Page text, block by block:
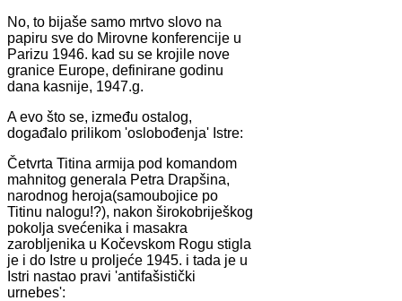
No, to bijaše samo mrtvo slovo na
papiru sve do Mirovne konferencije u
Parizu 1946. kad su se krojile nove
granice Europe, definirane godinu
dana kasnije, 1947.g.
A evo što se, između ostalog,
događalo prilikom 'oslobođenja' Istre:
Četvrta Titina armija pod komandom
mahnitog generala Petra Drapšina,
narodnog heroja(samoubojice po
Titinu nalogu!?), nakon širokobriješkog
pokolja svećenika i masakra
zarobljenika u Kočevskom Rogu stigla
je i do Istre u proljeće 1945. i tada je u
Istri nastao pravi 'antifašistički
urnebes':